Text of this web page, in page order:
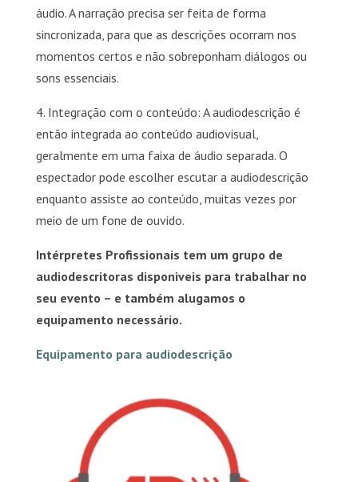
áudio. A narração precisa ser feita de forma
sincronizada, para que as descrições ocorram nos
momentos certos e não sobreponham diálogos ou
sons essenciais.
4. Integração com o conteúdo: A audiodescrição é
então integrada ao conteúdo audiovisual,
geralmente em uma faixa de áudio separada. O
espectador pode escolher escutar a audiodescrição
enquanto assiste ao conteúdo, muitas vezes por
meio de um fone de ouvido.
Intérpretes Profissionais tem um grupo de
audiodescritoras disponiveis para trabalhar no
seu evento – e também alugamos o
equipamento necessário.
Equipamento para audiodescrição